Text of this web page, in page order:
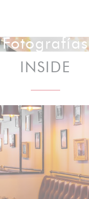
opciones de cookies
Fotografías
INSIDE